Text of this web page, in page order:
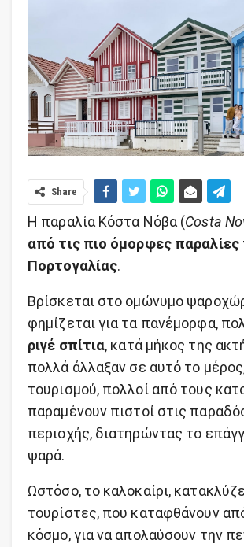
Share
Η παραλία Κόστα Νόβα (Costa
από τις πιο όμορφες παραλίες
Πορτογαλίας.
Βρίσκεται στο ομώνυμο
φημίζεται για τα πανέμορφα,
ριγέ σπίτια, κατά μήκος της
πολλά άλλαξαν σε αυτό το
τουρισμού, πολλοί από τους
παραμένουν πιστοί στις
περιοχής, διατηρώντας το
ψαρά.
Ωστόσο, το καλοκαίρι,
τουρίστες, που καταφθάνουν
κόσμο, για να απολαύσουν την